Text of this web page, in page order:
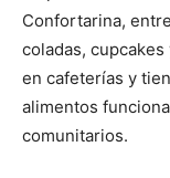
Confortarina,
coladas,
en cafeterías y
alimentos
comunitarios.